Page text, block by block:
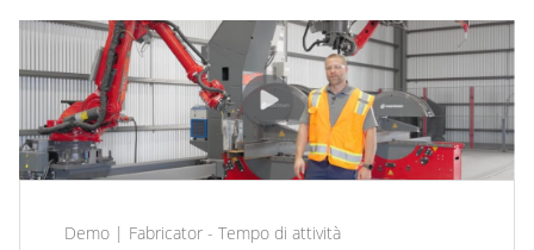
Demo | Fabricator - Tempo di attività